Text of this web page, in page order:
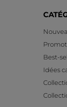
Best-
Idées